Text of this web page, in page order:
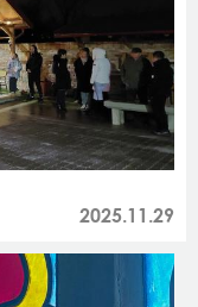
2025.11.29